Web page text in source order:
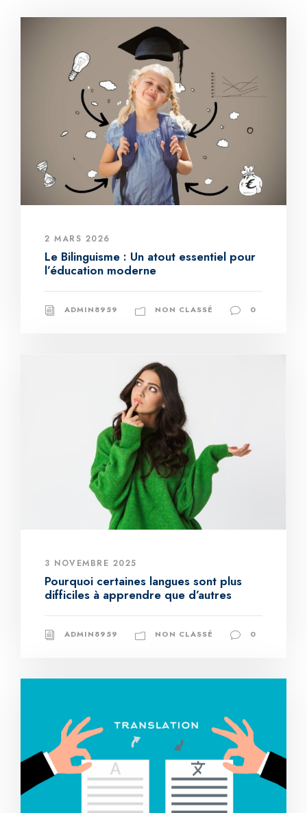
2 MARS 2026
Le Bilinguisme : Un atout essentiel pour
l’éducation moderne
ADMIN8959 NON CLASSÉ 0
3 NOVEMBRE 2025
Pourquoi certaines langues sont plus
difficiles à apprendre que d’autres
ADMIN8959 NON CLASSÉ 0